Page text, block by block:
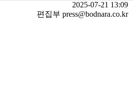
2025-07-21 13:09
편집부 press@bodnara.co.kr